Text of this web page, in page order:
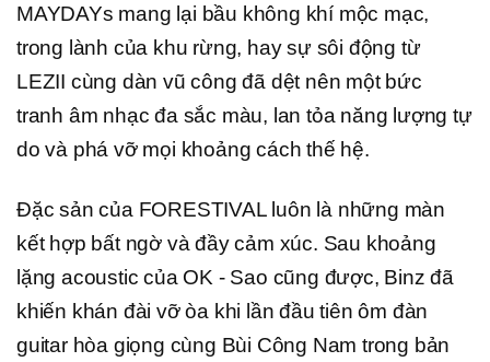
MAYDAYs mang lại bầu không khí mộc mạc,
trong lành của khu rừng, hay sự sôi động từ
LEZII cùng dàn vũ công đã dệt nên một bức
tranh âm nhạc đa sắc màu, lan tỏa năng lượng tự
do và phá vỡ mọi khoảng cách thế hệ.
Đặc sản của FORESTIVAL luôn là những màn
kết hợp bất ngờ và đầy cảm xúc. Sau khoảng
lặng acoustic của OK - Sao cũng được, Binz đã
khiến khán đài vỡ òa khi lần đầu tiên ôm đàn
guitar hòa giọng cùng Bùi Công Nam trong bản